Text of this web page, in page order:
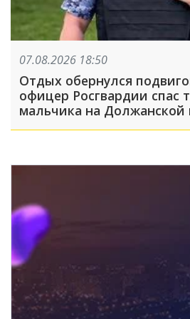
07.08.2026 18:50
Отдых обернулся
офицер Росгвардии спас
мальчика на Должанской